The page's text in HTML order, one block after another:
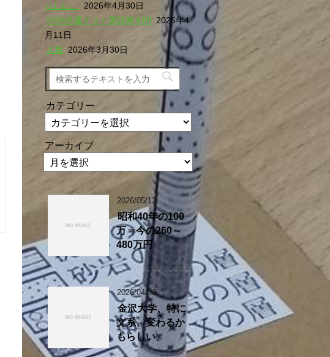
らしい。
2026年4月30日
2026共通テスト英語第８問
2026年4
月11日
人格
2026年3月30日
カテゴリー
アーカイブ
2026/05/12
昭和40年の100
万＝今の260～
480万円
2026/04/30
金沢大学、特に
文系、変わるか
もらしい。